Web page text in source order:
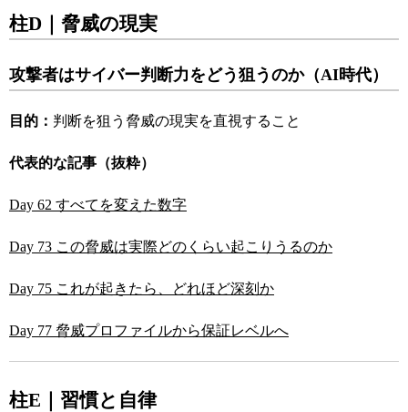
柱D｜脅威の現実
攻撃者はサイバー判断力をどう狙うのか（AI時代）
目的： 判断を狙う脅威の現実を直視すること
代表的な記事（抜粋）
Day 62 すべてを変えた数字
Day 73 この脅威は実際どのくらい起こりうるのか
Day 75 これが起きたら、どれほど深刻か
Day 77 脅威プロファイルから保証レベルへ
柱E｜習慣と自律